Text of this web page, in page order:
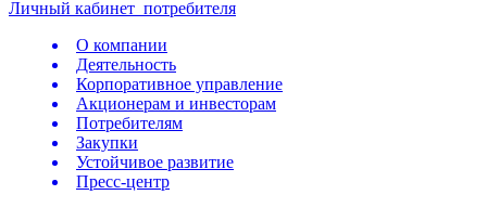
Личный кабинет потребителя
О компании
Деятельность
Корпоративное управление
Акционерам и инвесторам
Потребителям
Закупки
Устойчивое развитие
Пресс-центр